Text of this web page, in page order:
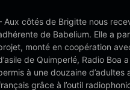
Aux côtés de Brigitte nous
de Babelium. Elle a
monté en coopération
de Quimperlé, Radio Boa
à une douzaine
grâce à l’outil